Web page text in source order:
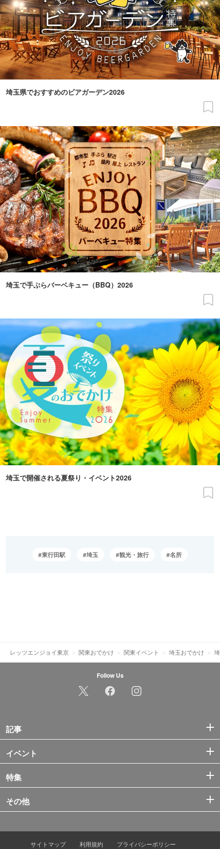
埼玉県でおすすめのビアガーデン2026
埼玉で手ぶらバーベキュー（BBQ）2026
埼玉で開催される夏祭り・イベント2026
東行田駅 埼玉 観光・旅行 名所
レッツエンジョイ東京 関東おでかけ 関東イベント 埼玉おでかけ
Follow Us
記事
イベント
特集
その他
サイトマップ 利用規約 プライバシーポリシー